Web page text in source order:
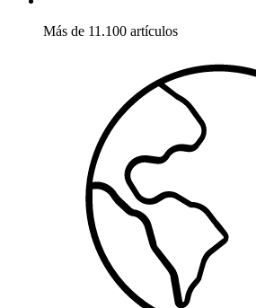
Más de 11.100 artículos